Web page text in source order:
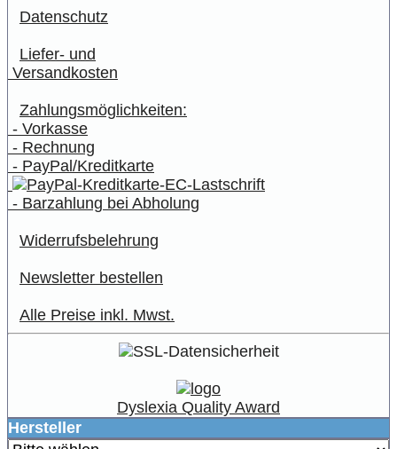
Datenschutz
Liefer- und
Versandkosten
Zahlungsmöglichkeiten:
- Vorkasse
- Rechnung
- PayPal/Kreditkarte
- Barzahlung bei Abholung
Widerrufsbelehrung
Newsletter bestellen
Alle Preise inkl. Mwst.
Dyslexia Quality Award
Hersteller